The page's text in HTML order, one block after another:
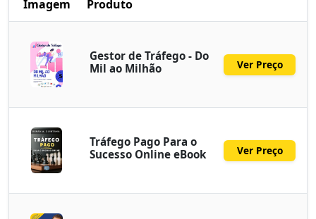
Imagem Produto
Gestor de Tráfego - Do
Mil ao Milhão
Ver Preço
Tráfego Pago Para o
Sucesso Online eBook
Ver Preço